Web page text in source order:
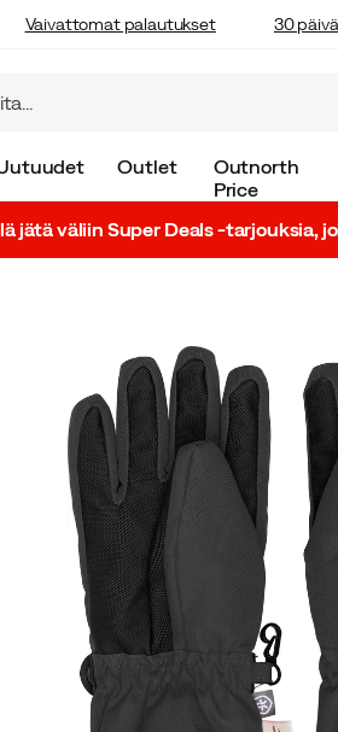
Vaivattomat palautukset 30
Outlet
Outnorth
Price
jätä väliin Super Deals -tarjouksia,